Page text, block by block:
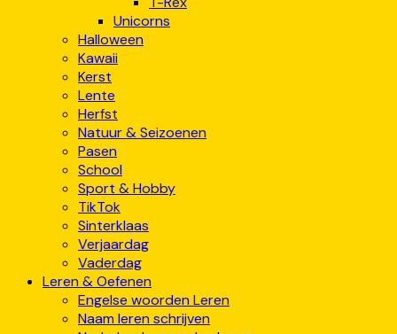
Unicorns
Halloween
Kawaii
Kerst
Lente
Herfst
Natuur & Seizoenen
Pasen
School
Sport & Hobby
TikTok
Sinterklaas
Verjaardag
Vaderdag
Leren & Oefenen
Engelse woorden Leren
Naam leren schrijven